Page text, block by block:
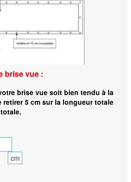
brise vue :
brise vue soit bien tendu à la
5 cm sur la longueur totale
cm